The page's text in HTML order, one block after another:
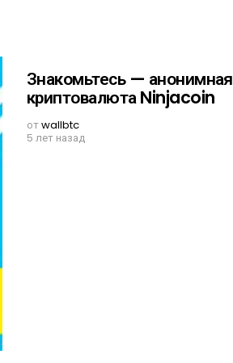
Знакомьтесь — анонимная
криптовалюта Ninjacoin
отwallbtc
5 лет назад